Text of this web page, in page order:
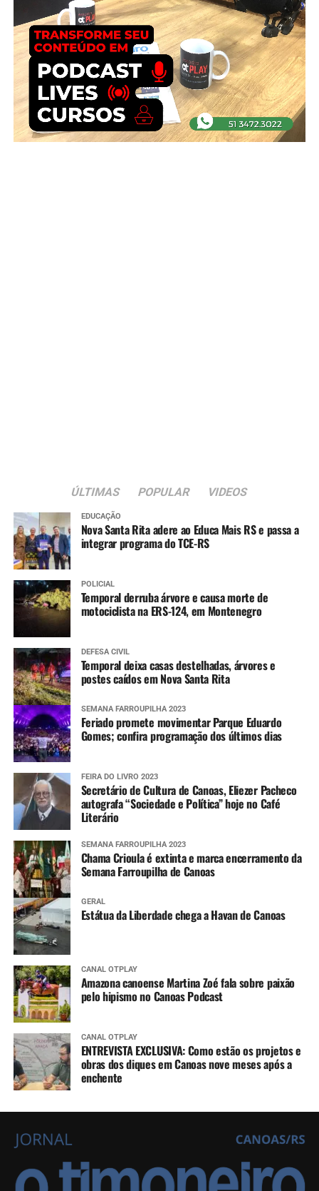
ÚLTIMAS POPULAR VIDEOS
EDUCAÇÃO
Nova Santa Rita adere ao Educa Mais RS e passa a
integrar programa do TCE-RS
POLICIAL
Temporal derruba árvore e causa morte de
motociclista na ERS-124, em Montenegro
DEFESA CIVIL
Temporal deixa casas destelhadas, árvores e
postes caídos em Nova Santa Rita
SEMANA FARROUPILHA 2023
Feriado promete movimentar Parque Eduardo
Gomes; confira programação dos últimos dias
FEIRA DO LIVRO 2023
Secretário de Cultura de Canoas, Eliezer Pacheco
autografa “Sociedade e Política” hoje no Café
Literário
SEMANA FARROUPILHA 2023
Chama Crioula é extinta e marca encerramento da
Semana Farroupilha de Canoas
GERAL
Estátua da Liberdade chega a Havan de Canoas
CANAL OTPLAY
Amazona canoense Martina Zoé fala sobre paixão
pelo hipismo no Canoas Podcast
CANAL OTPLAY
ENTREVISTA EXCLUSIVA: Como estão os projetos e
obras dos diques em Canoas nove meses após a
enchente